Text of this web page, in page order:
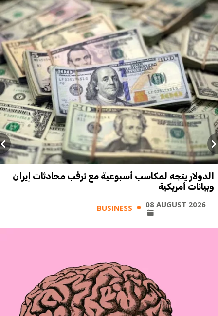
الدولار يتجه لمكاسب أسبوعية مع ترقب محادثات إيران
وبيانات أمريكية
BUSINESS 08 AUGUST 2026